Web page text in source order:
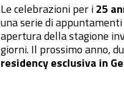
Le celebrazioni per i25
una serie di
apertura della stagione
giorni. Il prossimo anno,
residency esclusiva in